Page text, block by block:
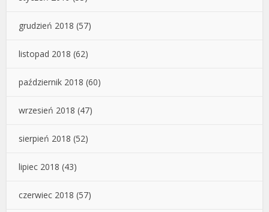
grudzień 2018 (57)
listopad 2018 (62)
październik 2018 (60)
wrzesień 2018 (47)
sierpień 2018 (52)
lipiec 2018 (43)
czerwiec 2018 (57)